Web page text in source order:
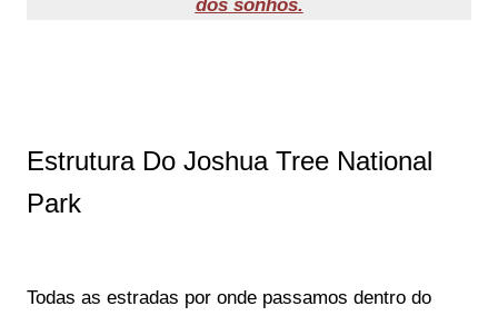
dos sonhos.
Estrutura Do Joshua Tree National
Park
Todas as estradas por onde passamos dentro do